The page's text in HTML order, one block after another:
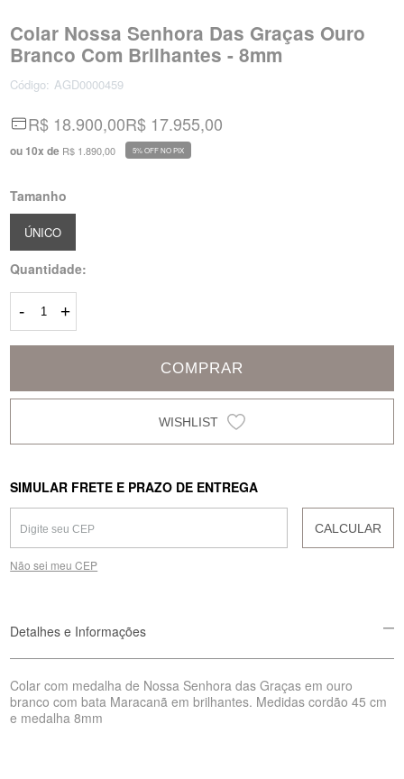
Colar Nossa Senhora Das Graças Ouro
Branco Com Brilhantes - 8mm
Código: AGD0000459
R$ 18.900,00
ou 10x de R$ 1.890,00
R$ 17.955,00
5% OFF NO PIX
Tamanho
ÚNICO
Quantidade:
- +
COMPRAR
SIMULAR FRETE E PRAZO DE ENTREGA
CALCULAR
Não sei meu CEP
Detalhes e Informações
Colar com medalha de Nossa Senhora das Graças em ouro
branco com bata Maracanã em brilhantes. Medidas cordão 45 cm
e medalha 8mm